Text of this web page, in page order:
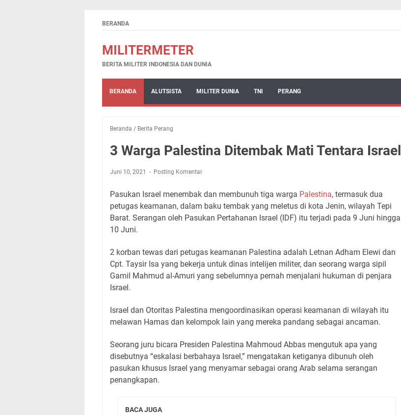
BERANDA
MILITERMETER
BERITA MILITER INDONESIA DAN DUNIA
BERANDA ALUTSISTA MILITER DUNIA TNI PERANG
Beranda / Berita Perang
3 Warga Palestina Ditembak Mati Tentara Israel
Juni 10, 2021 Posting Komentar
Pasukan Israel menembak dan membunuh tiga warga Palestina, termasuk dua
petugas keamanan, dalam baku tembak yang meletus di kota Jenin, wilayah Tepi
Barat. Serangan oleh Pasukan Pertahanan Israel (IDF) itu terjadi pada 9 Juni hingga
10 Juni.
2 korban tewas dari petugas keamanan Palestina adalah Letnan Adham Elewi dan
Cpt. Taysir Isa yang bekerja untuk dinas intelijen militer, dan seorang warga sipil
Gamil Mahmud al-Amuri yang sebelumnya pernah menjalani hukuman di penjara
Israel.
Israel dan Otoritas Palestina mengoordinasikan operasi keamanan di wilayah itu
melawan Hamas dan kelompok lain yang mereka pandang sebagai ancaman.
Seorang juru bicara Presiden Palestina Mahmoud Abbas mengutuk apa yang
disebutnya “eskalasi berbahaya Israel,” mengatakan ketiganya dibunuh oleh
pasukan khusus Israel yang menyamar sebagai orang Arab selama serangan
penangkapan.
BACA JUGA